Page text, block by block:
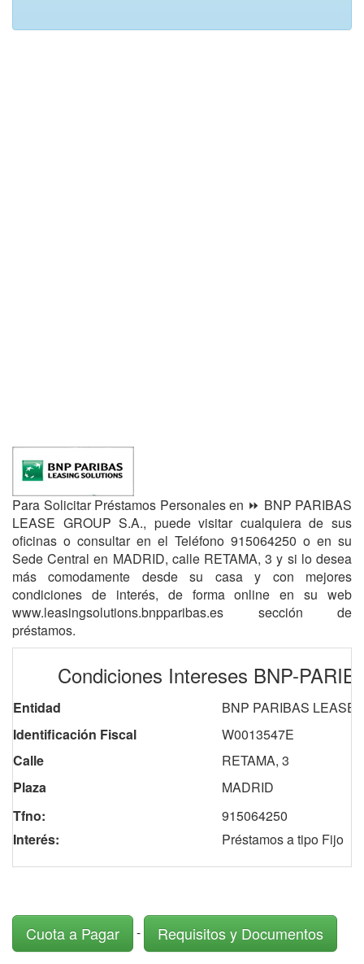
Para Solicitar Préstamos Personales en ⏩ BNP PARIBAS
LEASE GROUP S.A., puede visitar cualquiera de sus
oficinas o consultar en el Teléfono 915064250 o en su
Sede Central en MADRID, calle RETAMA, 3 y si lo desea
más comodamente desde su casa y con mejores
condiciones de interés, de forma online en su web
www.leasingsolutions.bnpparibas.es sección de
préstamos.
Condiciones Intereses BNP-
Entidad
BNP PARIBAS LEASE
Identificación Fiscal
W0013547E
Calle
RETAMA, 3
Plaza
MADRID
Tfno:
915064250
Interés:
Préstamos a tipo Fijo
Cuota a Pagar - Requisitos y Documentos